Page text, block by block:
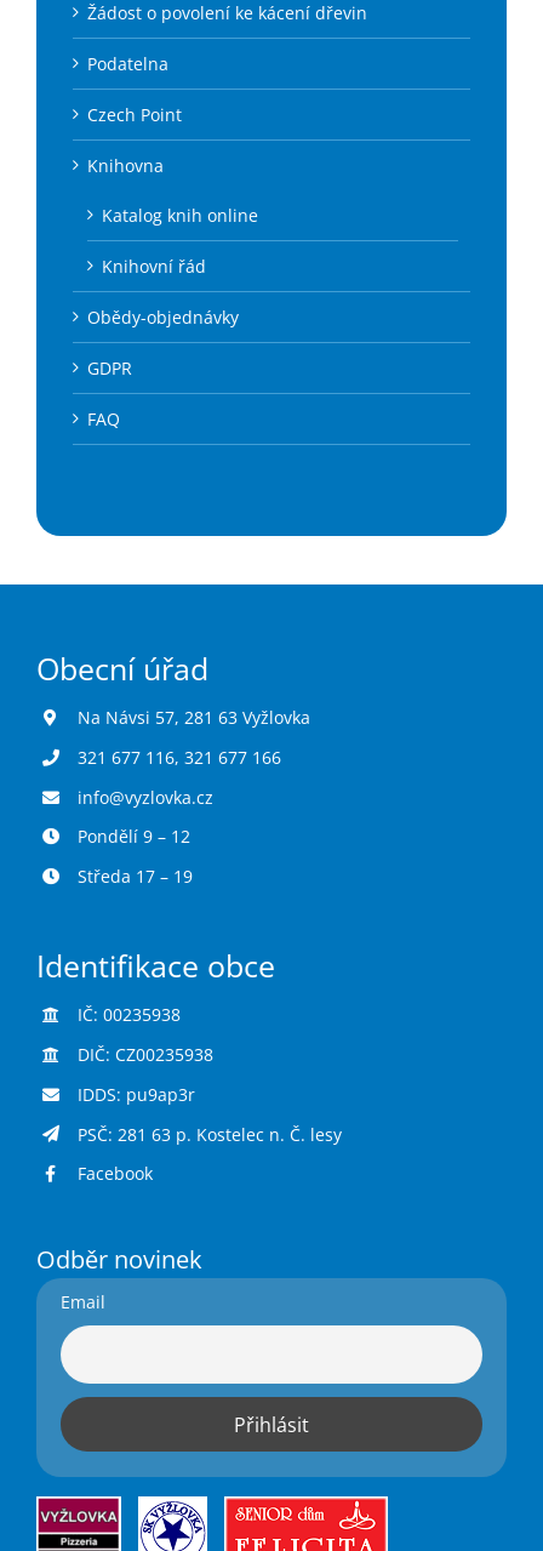
Žádost o povolení ke kácení dřevin
Podatelna
Czech Point
Knihovna
Katalog knih online
Knihovní řád
Obědy-objednávky
GDPR
FAQ
Obecní úřad
Na Návsi 57, 281 63 Vyžlovka
321 677 116, 321 677 166
info@vyzlovka.cz
Pondělí 9 – 12
Středa 17 – 19
Identifikace obce
IČ: 00235938
DIČ: CZ00235938
IDDS: pu9ap3r
PSČ: 281 63 p. Kostelec n. Č. lesy
Facebook
Odběr novinek
Email